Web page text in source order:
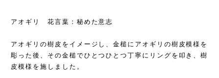
アオギリ 花言葉：秘めた意志
アオギリの樹皮をイメージし、金槌にアオギリの樹皮模様を
彫った後、その金槌でひとつひとつ丁寧にリングを叩き、樹
皮模様を施しました。